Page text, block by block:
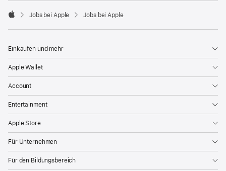

Jobs bei Apple Jobs bei Apple
Einkaufen und mehr
Apple Wallet
Account
Entertainment
Apple Store
Für Unternehmen
Für den Bildungsbereich